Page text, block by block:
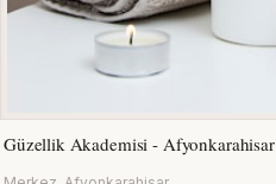
Güzellik Akademisi - Afyonkarahisar